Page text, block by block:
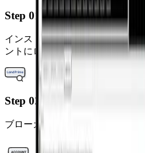
Step 01
インストールしたMetaTrader 4
ントにログイン"を選択してくだ
Step 02
ブローカー検索欄に"LandPrime"